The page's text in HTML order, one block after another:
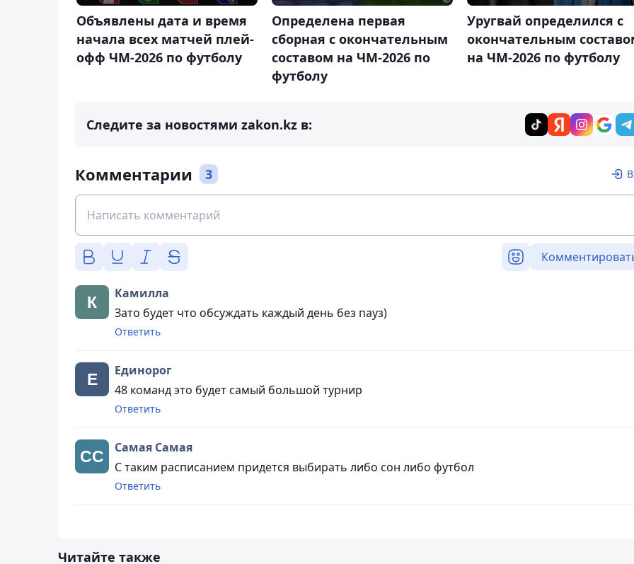
Объявлены дата и время
начала всех матчей плей-
офф ЧМ-2026 по футболу
Определена первая
сборная с окончательным
составом на ЧМ-2026 по
футболу
Уругвай определился с
окончательным
на ЧМ-2026 по футболу
Следите за новостями zakon.kz в:
Комментарии 3
Камилла
Зато будет что обсуждать каждый день без пауз)
Ответить
Единорог
48 команд это будет самый большой турнир
Ответить
Самая Самая
С таким расписанием придется выбирать либо сон либо футбол
Ответить
Читайте также